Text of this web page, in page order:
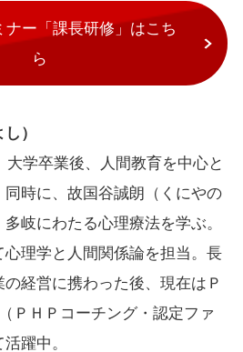
ナー「課長研修」はこち
ら
）
大学卒業後、人間教育を中心と
同時に、故国谷誠朗（くにやの
岐にわたる心理療法を学ぶ。
理学と人間関係論を担当。長
経営に携わった後、現在はＰ
ＰＨＰコーチング・認定ファ
躍中。